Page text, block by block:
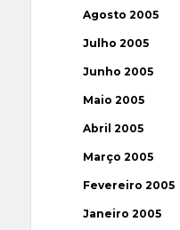
Agosto 2005
Julho 2005
Junho 2005
Maio 2005
Abril 2005
Março 2005
Fevereiro 2005
Janeiro 2005